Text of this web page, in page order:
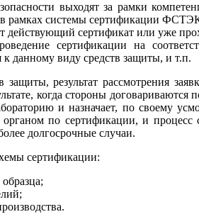
выходят за рамки
рамках системы сертификации
действующий сертификат или уже
сертификации на
данному виду средств защиты, и т.п.
защиты, результат рассмотрения
когда стороны
и назначает, по своему
по сертификации, и процесс
долгосрочные случаи.
сертификации: